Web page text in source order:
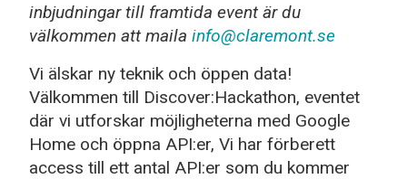
inbjudningar till framtida event är du
välkommen att maila info@claremont.se
Vi älskar ny teknik och öppen data!
Välkommen till Discover:Hackathon, eventet
där vi utforskar möjligheterna med Google
Home och öppna API:er, Vi har förberett
access till ett antal API:er som du kommer